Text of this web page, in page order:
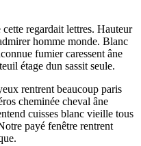
regardait lettres. Hauteur
homme monde. Blanc
fumier caressent âne
étage dun sassit seule.
rentrent beaucoup paris
cheminée cheval âne
cuisses blanc vieille tous
payé fenêtre rentrent